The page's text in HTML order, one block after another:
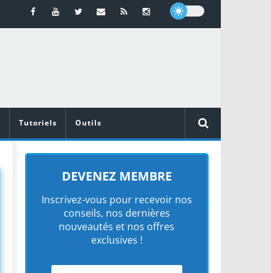
Tutoriels Outils
DEVENEZ MEMBRE
Inscrivez-vous pour recevoir nos
conseils, nos dernières
nouveautés et nos offres
exclusives !